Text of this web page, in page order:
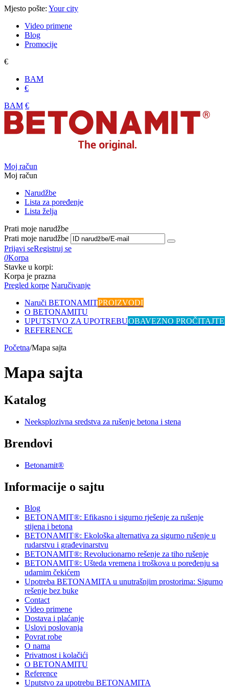
Mjesto pošte: Your city
Video primene
Blog
Promocije
€
BAM
€
BAM €
Moj račun
Moj račun
Narudžbe
Lista za poređenje
Lista želja
Prati moje narudžbe
Prati moje narudžbe
Prijavi seRegistruj se
0Korpa
Stavke u korpi:
Korpa je prazna
Pregled korpe Naručivanje
Naruči BETONAMITPROIZVODI
O BETONAMITU
UPUTSTVO ZA UPOTREBUOBAVEZNO PROČITAJTE
REFERENCE
Početna/Mapa sajta
Mapa sajta
Katalog
Neeksplozivna sredstva za rušenje betona i stena
Brendovi
Betonamit®
Informacije o sajtu
Blog
BETONAMIT®: Efikasno i sigurno rješenje za rušenje
stijena i betona
BETONAMIT®: Ekološka alternativa za sigurno rušenje u
rudarstvu i građevinarstvu
BETONAMIT®: Revolucionarno rešenje za tiho rušenje
BETONAMIT®: Ušteda vremena i troškova u poređenju sa
udarnim čekićem
Upotreba BETONAMITA u unutrašnjim prostorima: Sigurno
rešenje bez buke
Contact
Video primene
Dostava i plaćanje
Uslovi poslovanja
Povrat robe
O nama
Privatnost i kolačići
O BETONAMITU
Reference
Uputstvo za upotrebu BETONAMITA